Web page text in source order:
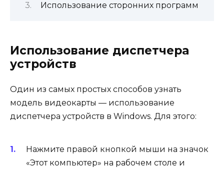
Использование сторонних программ
Использование диспетчера
устройств
Один из самых простых способов узнать
модель видеокарты — использование
диспетчера устройств в Windows. Для этого:
Нажмите правой кнопкой мыши на значок
«Этот компьютер» на рабочем столе и